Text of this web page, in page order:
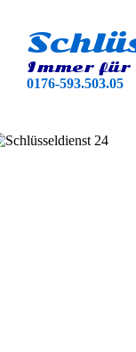
Immer für
0176-593.503.05